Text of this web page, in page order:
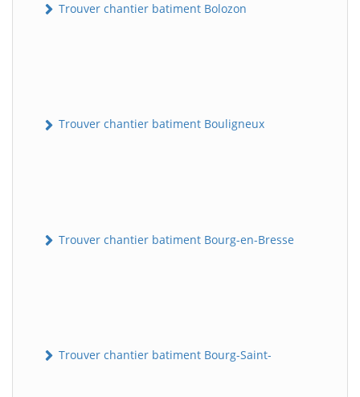
Trouver chantier batiment Bolozon
Trouver chantier batiment Bouligneux
Trouver chantier batiment Bourg-en-Bresse
Trouver chantier batiment Bourg-Saint-